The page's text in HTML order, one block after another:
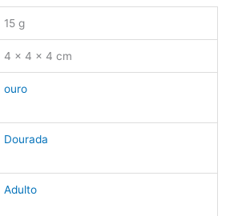
15 g
4 × 4 × 4 cm
ouro
Dourada
Adulto